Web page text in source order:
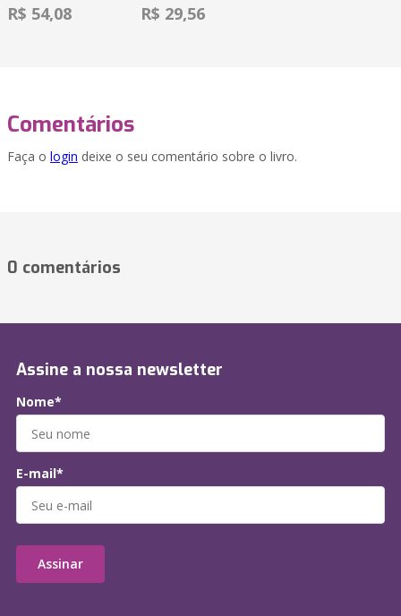
R$ 54,08 R$ 29,56
Comentários
Faça o login deixe o seu comentário sobre o livro.
0 comentários
Assine a nossa newsletter
Nome*
E-mail*
Assinar